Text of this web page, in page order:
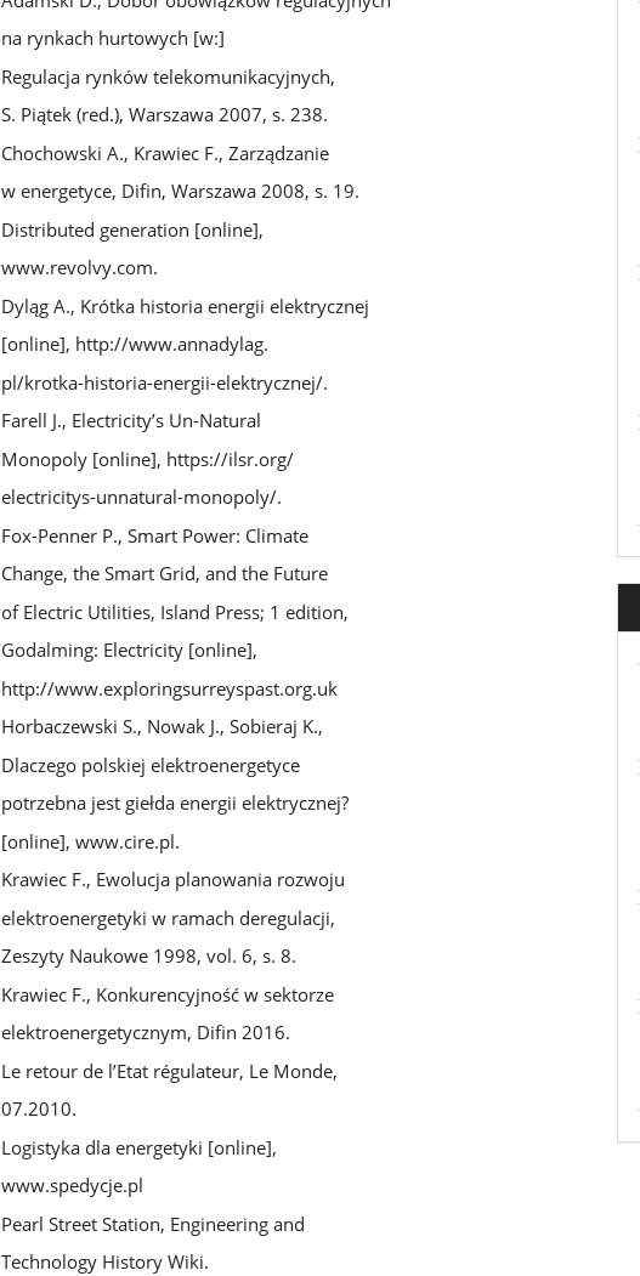
na rynkach hurtowych [w:]
Regulacja rynków telekomunikacyjnych,
S. Piątek (red.), Warszawa 2007, s. 238.
Chochowski A., Krawiec F., Zarządzanie
w energetyce, Difin, Warszawa 2008, s. 19.
Distributed generation [online],
www.revolvy.com.
Dyląg A., Krótka historia energii elektrycznej
[online], http://www.annadylag.
pl/krotka-historia-energii-elektrycznej/.
Farell J., Electricity’s Un-Natural
Monopoly [online], https://ilsr.org/
electricitys-unnatural-monopoly/.
Fox-Penner P., Smart Power: Climate
Change, the Smart Grid, and the Future
of Electric Utilities, Island Press; 1 edition,
Godalming: Electricity [online],
http://www.exploringsurreyspast.org.uk
Horbaczewski S., Nowak J., Sobieraj K.,
Dlaczego polskiej elektroenergetyce
potrzebna jest giełda energii elektrycznej?
[online], www.cire.pl.
Krawiec F., Ewolucja planowania rozwoju
elektroenergetyki w ramach deregulacji,
Zeszyty Naukowe 1998, vol. 6, s. 8.
Krawiec F., Konkurencyjność w sektorze
elektroenergetycznym, Difin 2016.
Le retour de l’Etat régulateur, Le Monde,
07.2010.
Logistyka dla energetyki [online],
www.spedycje.pl
Pearl Street Station, Engineering and
Technology History Wiki.